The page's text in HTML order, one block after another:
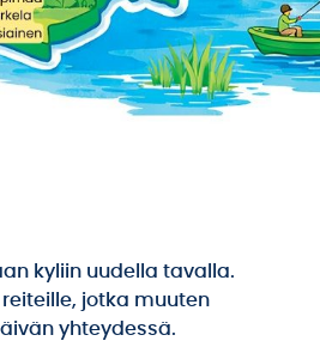
kyliin uudella tavalla.
jotka muuten
yhteydessä.